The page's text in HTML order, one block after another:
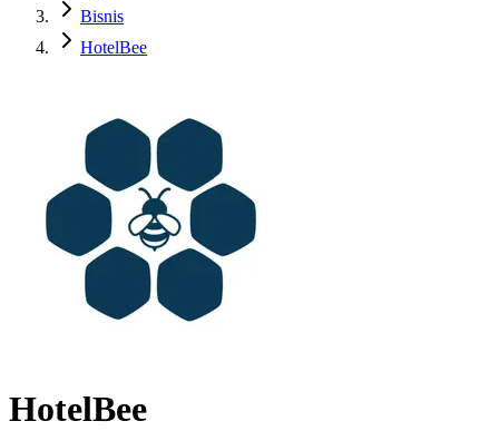
Bisnis
HotelBee
HotelBee